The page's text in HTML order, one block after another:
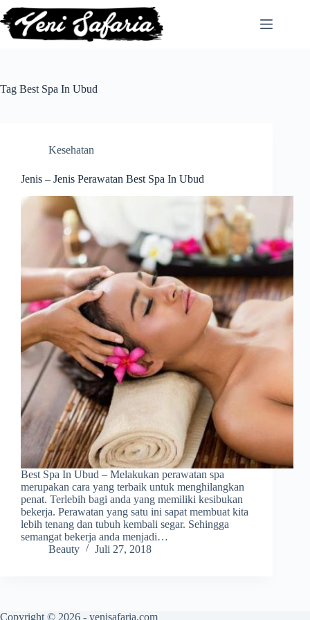
Skip
to
content
Tag Best Spa In Ubud
Kesehatan
Jenis – Jenis Perawatan Best Spa In Ubud
Best Spa In Ubud – Melakukan perawatan spa
merupakan cara yang terbaik untuk menghilangkan
penat. Terlebih bagi anda yang memiliki kesibukan
bekerja. Perawatan yang satu ini sapat membuat kita
lebih tenang dan tubuh kembali segar. Sehingga
semangat bekerja anda menjadi…
Beauty
Juli 27, 2018
Copyright © 2026 - yenisafaria.com